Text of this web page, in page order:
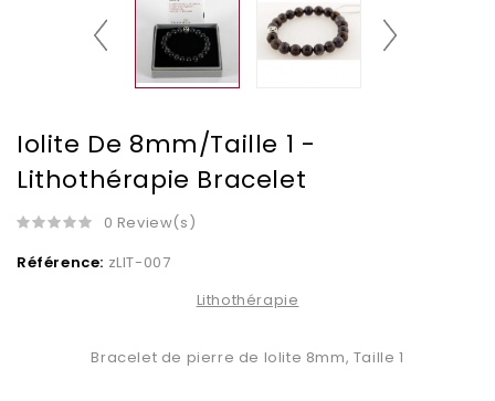
Iolite De 8mm/Taille 1 -
Lithothérapie Bracelet
0 Review(s)
Référence: zLIT-007
Lithothérapie
Bracelet de pierre de Iolite 8mm, Taille 1